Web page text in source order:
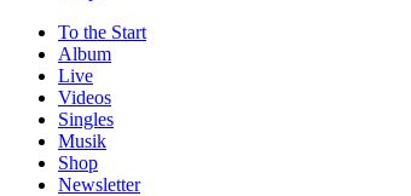
To the Start
Album
Live
Videos
Singles
Musik
Shop
News­letter